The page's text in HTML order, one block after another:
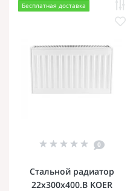
Бесплатная доставка
0
Стальной радиатор
22х300х400.B KOER